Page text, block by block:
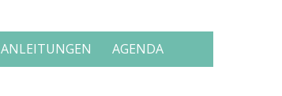
ANLEITUNGEN AGENDA